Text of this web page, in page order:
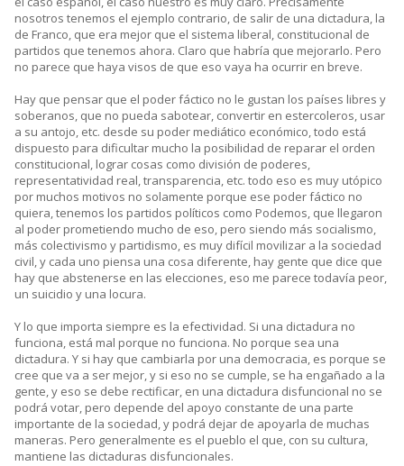
nosotros tenemos el ejemplo contrario, de salir de una dictadura, la
de Franco, que era mejor que el sistema liberal, constitucional de
partidos que tenemos ahora. Claro que habría que mejorarlo. Pero
no parece que haya visos de que eso vaya ha ocurrir en breve.
Hay que pensar que el poder fáctico no le gustan los países libres y
soberanos, que no pueda sabotear, convertir en estercoleros, usar
a su antojo, etc. desde su poder mediático económico, todo está
dispuesto para dificultar mucho la posibilidad de reparar el orden
constitucional, lograr cosas como división de poderes,
representatividad real, transparencia, etc. todo eso es muy utópico
por muchos motivos no solamente porque ese poder fáctico no
quiera, tenemos los partidos políticos como Podemos, que llegaron
al poder prometiendo mucho de eso, pero siendo más socialismo,
más colectivismo y partidismo, es muy difícil movilizar a la sociedad
civil, y cada uno piensa una cosa diferente, hay gente que dice que
hay que abstenerse en las elecciones, eso me parece todavía peor,
un suicidio y una locura.
Y lo que importa siempre es la efectividad. Si una dictadura no
funciona, está mal porque no funciona. No porque sea una
dictadura. Y si hay que cambiarla por una democracia, es porque se
cree que va a ser mejor, y si eso no se cumple, se ha engañado a la
gente, y eso se debe rectificar, en una dictadura disfuncional no se
podrá votar, pero depende del apoyo constante de una parte
importante de la sociedad, y podrá dejar de apoyarla de muchas
maneras. Pero generalmente es el pueblo el que, con su cultura,
mantiene las dictaduras disfuncionales.